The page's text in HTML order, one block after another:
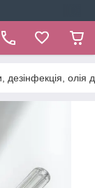
дезінфекція, олія